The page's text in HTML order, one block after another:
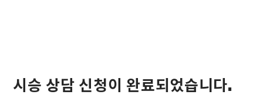
시승 상담 신청이 완료되었습니다.